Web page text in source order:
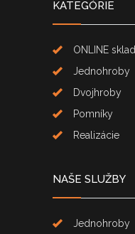
KATEGÓRIE
ONLINE sklad
Jednohroby
Dvojhroby
Pomníky
Realizácie
NAŠE SLUŽBY
Jednohroby